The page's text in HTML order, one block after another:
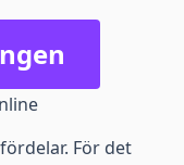
För det